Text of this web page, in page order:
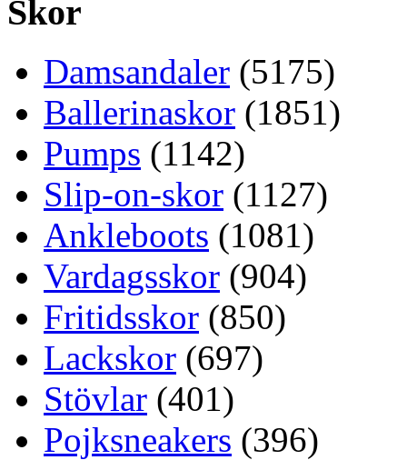
Skor
Damsandaler (5175)
Ballerinaskor (1851)
Pumps (1142)
Slip-on-skor (1127)
Ankleboots (1081)
Vardagsskor (904)
Fritidsskor (850)
Lackskor (697)
Stövlar (401)
Pojksneakers (396)